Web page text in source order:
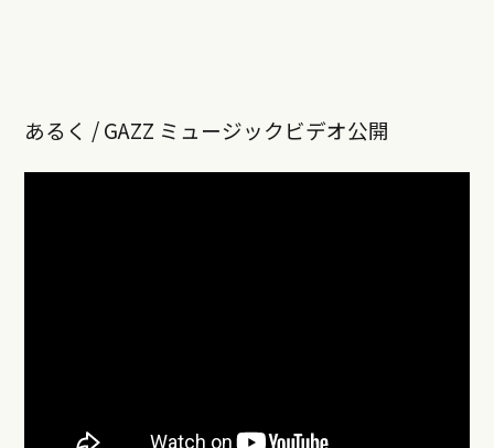
あるく / GAZZ ミュージックビデオ公開